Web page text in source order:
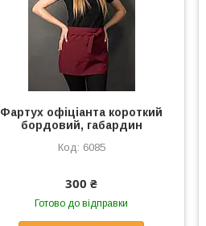
Фартух офіціанта короткий
бордовий, габардин
6085
300 ₴
Готово до відправки